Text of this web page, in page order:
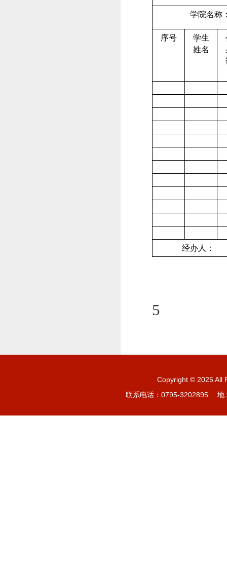
学
序号
学生
姓名
经办
5
Copyright © 2025 All
联系电话：0795-3202895 地